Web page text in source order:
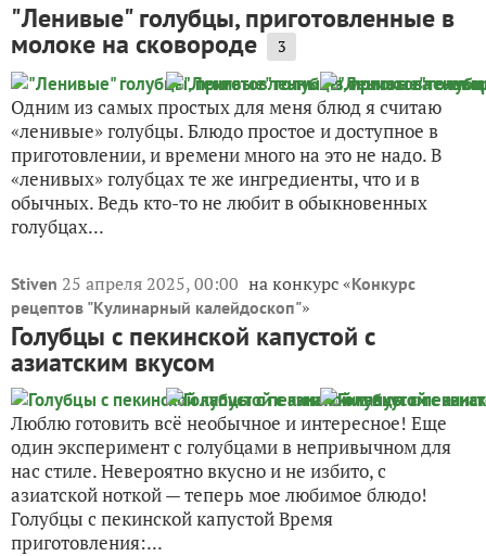
"Ленивые" голубцы, приготовленные в
молоке на сковороде 3
Одним из самых простых для меня блюд я считаю
«ленивые» голубцы. Блюдо простое и доступное в
приготовлении, и времени много на это не надо. В
«ленивых» голубцах те же ингредиенты, что и в
обычных. Ведь кто-то не любит в обыкновенных
голубцах...
Stiven 25 апреля 2025, 00:00 на конкурс «Конкурс
рецептов "Кулинарный калейдоскоп"»
Голубцы с пекинской капустой с
азиатским вкусом
Люблю готовить всё необычное и интересное! Еще
один эксперимент с голубцами в непривычном для
нас стиле. Невероятно вкусно и не избито, с
азиатской ноткой — теперь мое любимое блюдо!
Голубцы с пекинской капустой Время
приготовления:...